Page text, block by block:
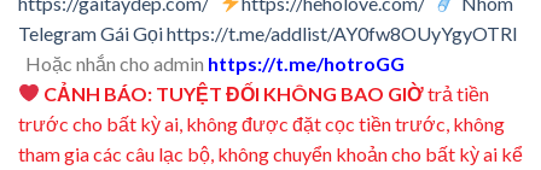
Telegram Gái Gọihttps://t.me/addlist/AY0fw8OUyYgyOTRl
Hoặc nhắn cho admin https://t.me/hotroGG
CẢNH BÁO: TUYỆT ĐỐI KHÔNG BAO GIỜtrả tiền
trước cho bất kỳ ai, không được đặt cọc tiền trước, không
tham gia các câu lạc bộ, không chuyển khoản cho bất kỳ ai kể